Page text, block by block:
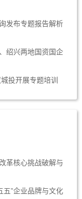
发布专题报告解析
绍兴两地国资国企
投开展专题培训
革核心挑战破解与
五”企业品牌与文化